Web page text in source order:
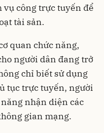
vụ công trực tuyến để
tài sản.
quan chức năng,
người dân đang trở
chỉ biết sử dụng
tục trực tuyến, người
nhận diện các
gian mạng.